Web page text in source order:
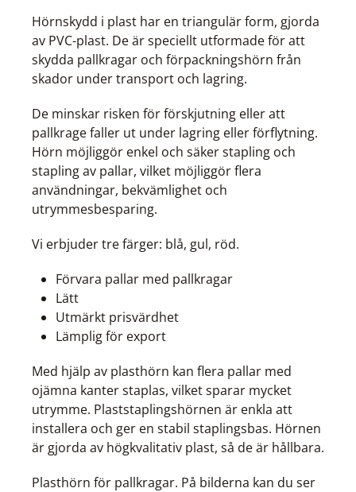
Hörnskydd i plast har en triangulär form, gjorda
av PVC-plast. De är speciellt utformade för att
skydda pallkragar och förpackningshörn från
skador under transport och lagring.
De minskar risken för förskjutning eller att
pallkrage faller ut under lagring eller förflytning.
Hörn möjliggör enkel och säker stapling och
stapling av pallar, vilket möjliggör flera
användningar, bekvämlighet och
utrymmesbesparing.
Vi erbjuder tre färger: blå, gul, röd.
Förvara pallar med pallkragar
Lätt
Utmärkt prisvärdhet
Lämplig för export
Med hjälp av plasthörn kan flera pallar med
ojämna kanter staplas, vilket sparar mycket
utrymme. Plaststaplingshörnen är enkla att
installera och ger en stabil staplingsbas. Hörnen
är gjorda av högkvalitativ plast, så de är hållbara.
Plasthörn för pallkragar. På bilderna kan du ser